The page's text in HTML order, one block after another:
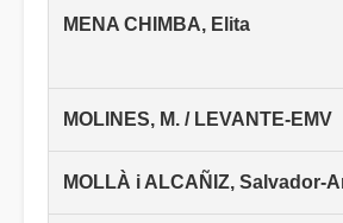
MENA CHIMBA, Elita
MOLINES, M. / LEVANTE-EMV
MOLLÀ i ALCAÑIZ, Salvador-